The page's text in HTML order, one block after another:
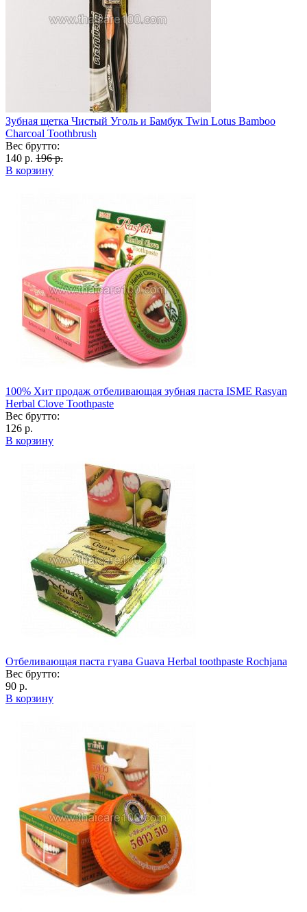
Зубная щетка Чистый Уголь и Бамбук Twin Lotus Bamboo
Charcoal Toothbrush
Вес брутто:
140 р. 196 р.
В корзину
100% Хит продаж отбеливающая зубная паста ISME Rasyan
Herbal Clove Toothpaste
Вес брутто:
126 р.
В корзину
Отбеливающая паста гуава Guava Herbal toothpaste Rochjana
Вес брутто:
90 р.
В корзину